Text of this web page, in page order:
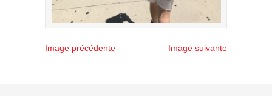
Image précédente Image suivante